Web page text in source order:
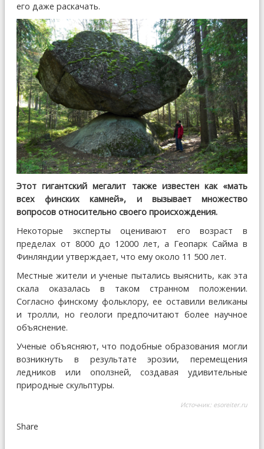
его даже раскачать.
Этот гигантский мегалит также известен как «мать
всех финских камней», и вызывает множество
вопросов относительно своего происхождения.
Некоторые эксперты оценивают его возраст в
пределах от 8000 до 12000 лет, а Геопарк Сайма в
Финляндии утверждает, что ему около 11 500 лет.
Местные жители и ученые пытались выяснить, как эта
скала оказалась в таком странном положении.
Согласно финскому фольклору, ее оставили великаны
и тролли, но геологи предпочитают более научное
объяснение.
Ученые объясняют, что подобные образования могли
возникнуть в результате эрозии, перемещения
ледников или оползней, создавая удивительные
природные скульптуры.
Источник: esoreiter.ru
Share